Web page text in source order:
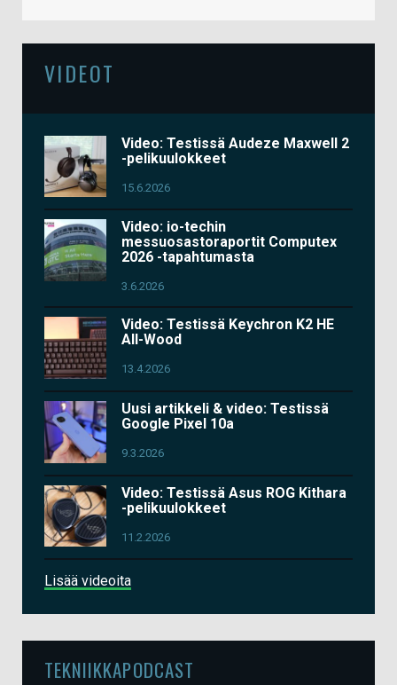
VIDEOT
Video: Testissä Audeze Maxwell 2
-pelikuulokkeet
15.6.2026
Video: io-techin
messuosastoraportit Computex
2026 -tapahtumasta
3.6.2026
Video: Testissä Keychron K2 HE
All-Wood
13.4.2026
Uusi artikkeli & video: Testissä
Google Pixel 10a
9.3.2026
Video: Testissä Asus ROG Kithara
-pelikuulokkeet
11.2.2026
Lisää videoita
TEKNIIKKAPODCAST